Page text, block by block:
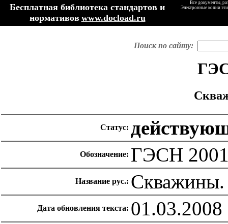
Бесплатная библиотека стандартов и
нормативов www.docload.ru
Все документы,
Электронные копии
Поиск по сайту:
Статус:
Обозначение: ГЭСН
Название рус.: Скважины.
Дата обновления текста: 01.03.2008